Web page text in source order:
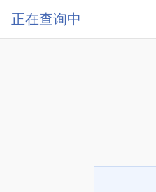
正在查询中